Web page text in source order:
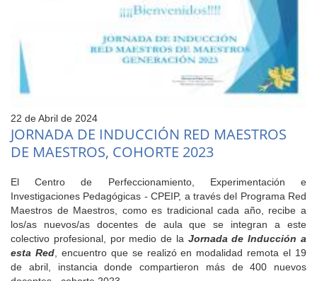
22 de Abril de 2024
JORNADA DE INDUCCIÓN RED MAESTROS
DE MAESTROS, COHORTE 2023
El Centro de Perfeccionamiento, Experimentación e
Investigaciones Pedagógicas - CPEIP, a través del Programa Red
Maestros de Maestros, como es tradicional cada año, recibe a
los/as nuevos/as docentes de aula que se integran a este
colectivo profesional, por medio de la Jornada de Inducción a
esta Red, encuentro que se realizó en modalidad remota el 19
de abril, instancia donde compartieron más de 400 nuevos